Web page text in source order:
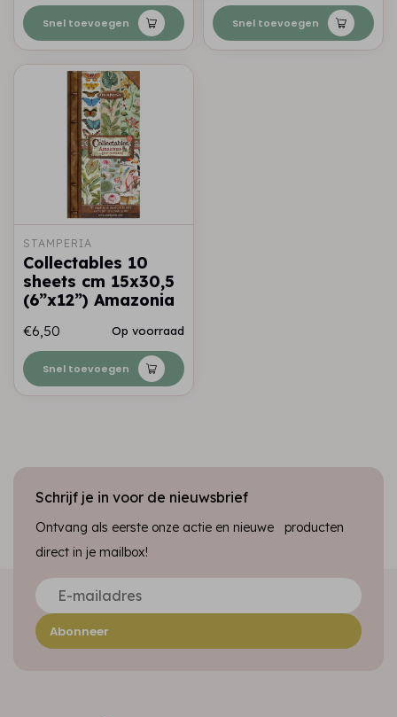
Snel toevoegen Snel toevoegen
STAMPERIA
Collectables 10
sheets cm 15x30,5
(6”x12”) Amazonia
€6,50 Op voorraad
Snel toevoegen
Schrijf je in voor de nieuwsbrief
Ontvang als eerste onze actie en nieuwe producten
direct in je mailbox!
Abonneer